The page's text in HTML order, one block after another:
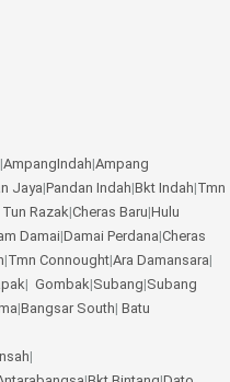
|AmpangIndah|Ampang
Jaya|Pandan Indah|Bkt Indah|Tmn
Razak|Cheras Baru|Hulu
Damai|Damai Perdana|Cheras
|Tmn Connought|Ara Damansara|
| Gombak|Subang|Subang
|Bangsar South| Batu
|